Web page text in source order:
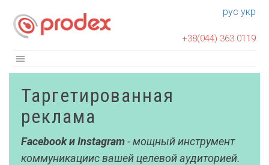
рус укр
+38(044) 363 0119
Таргетированная
реклама
Facebook и Instagram- мощный инструмент
коммуникациис вашей целевой аудиторией.